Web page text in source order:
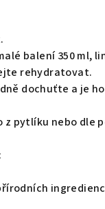
balení 350 ml,
rehydratovat.
dochuťte a je
z pytlíku nebo dle
: